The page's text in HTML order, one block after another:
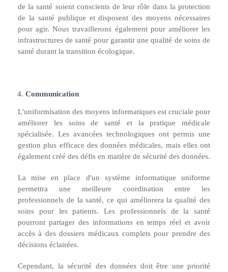
de la santé soient conscients de leur rôle dans la protection
de la santé publique et disposent des moyens nécessaires
pour agir. Nous travaillerons également pour améliorer les
infrastructures de santé pour garantir une qualité de soins de
santé durant la transition écologique.
Communication
L'uniformisation des moyens informatiques est cruciale pour
améliorer les soins de santé et la pratique médicale
spécialisée. Les avancées technologiques ont permis une
gestion plus efficace des données médicales, mais elles ont
également créé des défis en matière de sécurité des données.
La mise en place d'un système informatique uniforme
permettra une meilleure coordination entre les
professionnels de la santé, ce qui améliorera la qualité des
soins pour les patients. Les professionnels de la santé
pourront partager des informations en temps réel et avoir
accès à des dossiers médicaux complets pour prendre des
décisions éclairées.
Cependant, la sécurité des données doit être une priorité